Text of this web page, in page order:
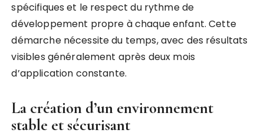
spécifiques et le respect du rythme de
développement propre à chaque enfant. Cette
démarche nécessite du temps, avec des résultats
visibles généralement après deux mois
d’application constante.
La création d’un environnement
stable et sécurisant